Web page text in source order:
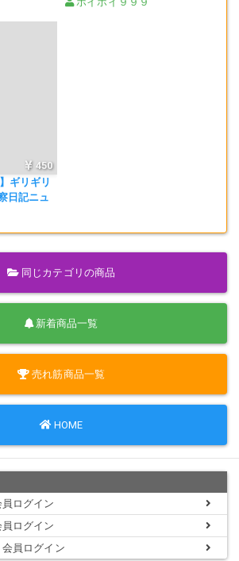
450
ギリギリ
日記ニュ
同じカテゴリの商品
新着商品一覧
売れ筋商品一覧
HOME
ログイン
ログイン
員ログイン